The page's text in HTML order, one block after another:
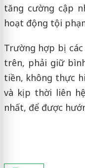
tăng cường cập
hoạt động tội
Trường hợp bị
trên, phải giữ
tiền, không thực
và kịp thời liên
nhất, để được